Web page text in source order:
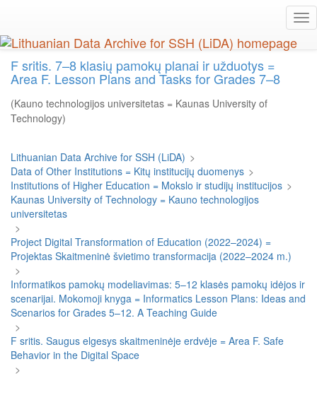
main
content
F sritis. 7–8 klasių pamokų planai ir užduotys =
Area F. Lesson Plans and Tasks for Grades 7–8
(Kauno technologijos universitetas = Kaunas University of
Technology)
Lithuanian Data Archive for SSH (LiDA) >
Data of Other Institutions = Kitų institucijų duomenys >
Institutions of Higher Education = Mokslo ir studijų institucijos >
Kaunas University of Technology = Kauno technologijos
universitetas
>
Project Digital Transformation of Education (2022–2024) =
Projektas Skaitmeninė švietimo transformacija (2022–2024 m.)
>
Informatikos pamokų modeliavimas: 5–12 klasės pamokų idėjos ir
scenarijai. Mokomoji knyga = Informatics Lesson Plans: Ideas and
Scenarios for Grades 5–12. A Teaching Guide
>
F sritis. Saugus elgesys skaitmeninėje erdvėje = Area F. Safe
Behavior in the Digital Space
>